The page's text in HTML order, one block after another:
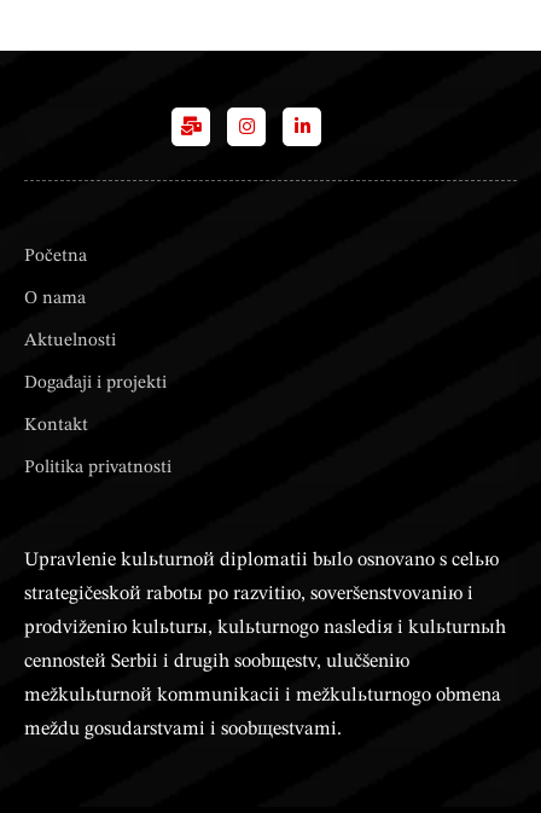
Početna
O nama
Aktuelnosti
Događaji i projekti
Kontakt
Politika privatnosti
Upravlenie kulьturnoй diplomatii bыlo osnovano s celью
strategičeskoй rabotы po razvitiю, soveršenstvovaniю i
prodviženiю kulьturы, kulьturnogo naslediя i kulьturnыh
cennosteй Serbii i drugih soobщestv, ulučšeniю
mežkulьturnoй kommunikacii i mežkulьturnogo obmena
meždu gosudarstvami i soobщestvami.